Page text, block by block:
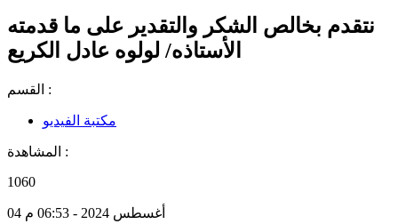
نتقدم بخالص الشكر والتقدير على ما قدمته
الأستاذه/ لولوه عادل الكريع
القسم :
مكتبة الفيديو
المشاهدة :
1060
04 أغسطس 2024 - 06:53 م